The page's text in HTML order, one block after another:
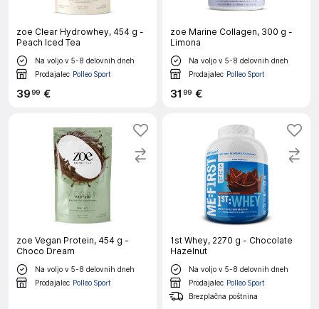
zoe Clear Hydrowhey, 454 g -
Peach Iced Tea
Na voljo v 5-8 delovnih dneh
Prodajalec Polleo Sport
3999 €
zoe Marine Collagen, 300 g -
Limona
Na voljo v 5-8 delovnih dneh
Prodajalec Polleo Sport
31 99 €
zoe Vegan Protein, 454 g -
Choco Dream
Na voljo v 5-8 delovnih dneh
Prodajalec Polleo Sport
1st Whey, 2270 g - Chocolate
Hazelnut
Na voljo v 5-8 delovnih dneh
Prodajalec Polleo Sport
Brezplačna poštnina